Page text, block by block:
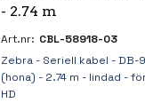
- 2.74 m
Art.nr: CBL-58918-03
Zebra - Seriell kabel - DB-
(hona) - 2.74 m - lindad -
HD